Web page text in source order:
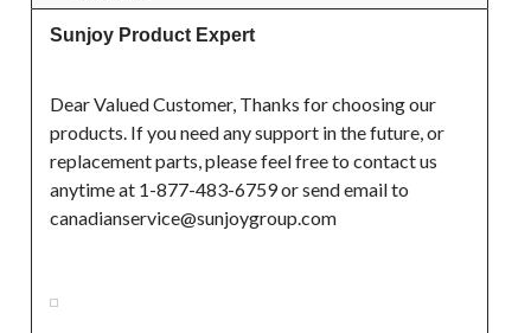
Sunjoy Product Expert
Dear Valued Customer, Thanks for choosing our
products. If you need any support in the future, or
replacement parts, please feel free to contact us
anytime at 1-877-483-6759 or send email to
canadianservice@sunjoygroup.com